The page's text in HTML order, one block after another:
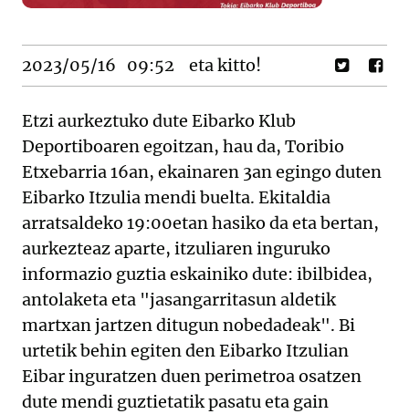
2023/05/16 09:52 eta kitto!
Etzi aurkeztuko dute Eibarko Klub
Deportiboaren egoitzan, hau da, Toribio
Etxebarria 16an, ekainaren 3an egingo duten
Eibarko Itzulia mendi buelta. Ekitaldia
arratsaldeko 19:00etan hasiko da eta bertan,
aurkezteaz aparte, itzuliaren inguruko
informazio guztia eskainiko dute: ibilbidea,
antolaketa eta "jasangarritasun aldetik
martxan jartzen ditugun nobedadeak". Bi
urtetik behin egiten den Eibarko Itzulian
Eibar inguratzen duen perimetroa osatzen
dute mendi guztietatik pasatu eta gain